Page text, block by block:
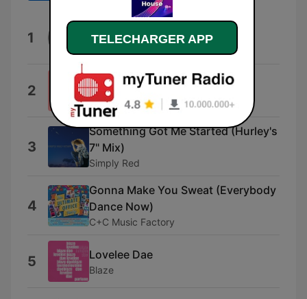
1 Terrence Parker
2 Move Your Body
Marshall Jefferson
3
Something Got Me Started (Hurley's
7" Mix)
Simply Red
4
Gonna Make You Sweat (Everybody
Dance Now)
C+C Music Factory
5 Lovelee Dae
Blaze
TELECHARGER APP